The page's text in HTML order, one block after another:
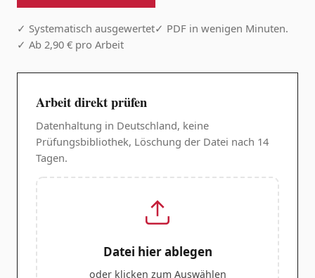
✓ Systematisch ausgewertet✓ PDF in wenigen Minuten.
✓ Ab 2,90 € pro Arbeit
Arbeit direkt prüfen
Datenhaltung in Deutschland, keine
Prüfungsbibliothek, Löschung der Datei nach 14
Tagen.
Datei hier ablegen
oder klicken zum Auswählen